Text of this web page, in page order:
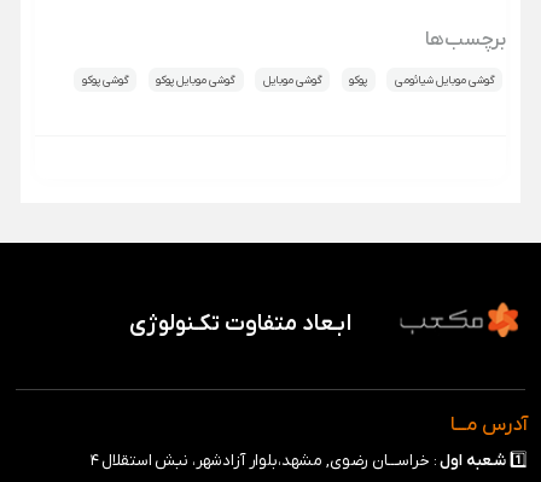
برچسب‌ها
گوشی موبایل شیائومی پوکو گوشی موبایل گوشی موبایل پوکو گوشی پوکو
ابـعاد متفاوت تکـنولوژی
آدرس مـــا
1️⃣ شـعبه اول: خراســـان رضوی, مشهد،بلوار آزادشهر، نبش استقلال ۴